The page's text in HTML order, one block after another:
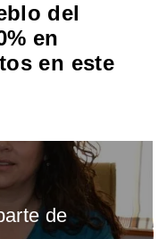
del
en
en este
de